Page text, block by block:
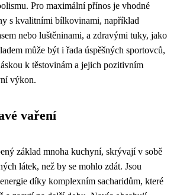
Pro maximální přínos je vhodné
s kvalitními bílkovinami, například
nebo luštěninami, a zdravými tuky, jako
může být i řada úspěšných sportovců,
k těstovinám a jejich pozitivním
výkon.
vaření
základ mnoha kuchyní, skrývají v sobě
látek, než by se mohlo zdát. Jsou
díky komplexním sacharidům, které